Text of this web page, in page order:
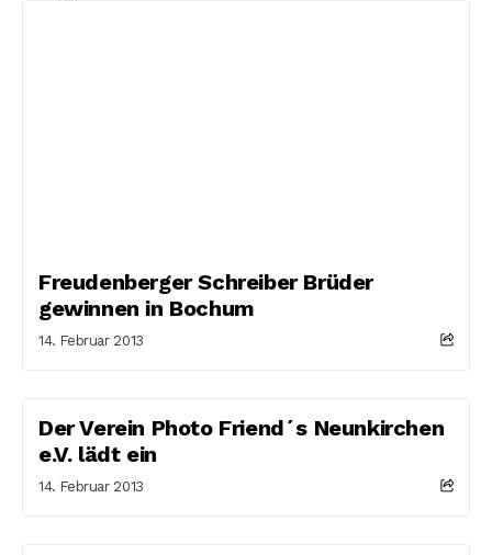
Freudenberger Schreiber Brüder
gewinnen in Bochum
14. Februar 2013
Der Verein Photo Friend´s Neunkirchen
e.V. lädt ein
14. Februar 2013